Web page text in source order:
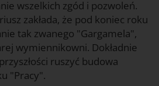
wszelkich zgód i pozwoleń.
zakłada, że pod koniec roku
tak zwanego "Gargamela",
wymiennikowni. Dokładnie
ruszyć budowa
"Pracy".